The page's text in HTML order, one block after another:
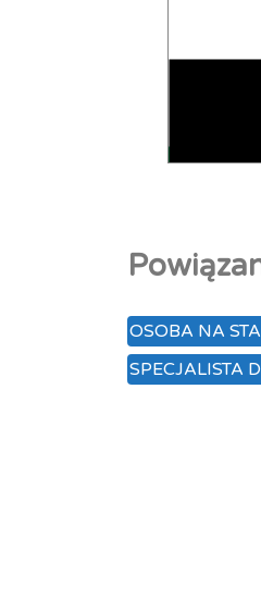
OSOBA NA
SPECJALISTA